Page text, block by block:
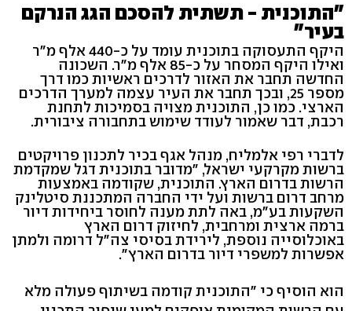
"התוכנית - תשתית להסכם הגג הנרקם
בעיר"
היקף התעסוקה בתוכנית עומד על כ-440 אלף מ"ר
ואילו היקף המסחר על כ-85 אלף מ"ר. השכונה
החדשה תחבר את האזור לדרכים ראשיות כמו דרך
מספר 25, ובכך תחבר את העיר עצמה למערך הדרכים
הארצי. כמו כן, התוכנית מצויה בסמיכות לתחנת
רכבת, דבר שאמור לעודד שימוש בתחבורה ציבורית.
לדברי רפי אלמליח, מנהל אגף בכיר לתכנון פרויקטים
ברשות מקרקעי ישראל, "מדובר בתוכנית דגל שמקדמת
הרשות בדרום הארץ. התוכנית, שקודמה באמצעות
מרחב דרום ברשות ועל ידי החברה המתכננת סיטלינק
השקעות בע"מ, באה לתת מענה לחוסר ביחידות דיור
ברמה ארצית ומרחבית, לחיזוק דרום הארץ
באוכלוסייה נוספת, לירידת בסיסי צה"ל דרומה ולמתן
אפשרות למשפרי דיור בדרום הארץ".
הוא הוסיף כי "התוכנית קודמה בשיתוף פעולה מלא